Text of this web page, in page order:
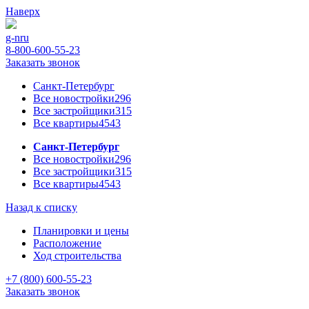
Наверх
g-nru
8-800-600-55-23
Заказать звонок
Санкт-Петербург
Все новостройки296
Все застройщики315
Все квартиры4543
Санкт-Петербург
Все новостройки296
Все застройщики315
Все квартиры4543
Назад к списку
Планировки и цены
Расположение
Ход строительства
+7 (800) 600-55-23
Заказать звонок